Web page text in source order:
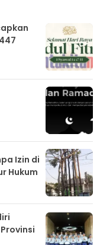
Izin di
Hukum